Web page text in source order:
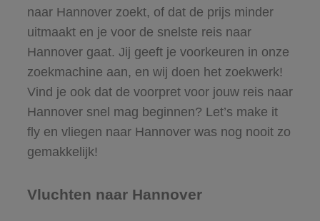
naar Hannover zoekt, of dat de prijs minder
uitmaakt en je voor de snelste reis naar
Hannover gaat. Jij geeft je voorkeuren in onze
zoekmachine aan, en wij doen het zoekwerk!
Vind je ook dat de voorpret voor jouw reis naar
Hannover snel mag beginnen? Let’s make it
fly en vliegen naar Hannover was nog nooit zo
gemakkelijk!
Vluchten naar Hannover